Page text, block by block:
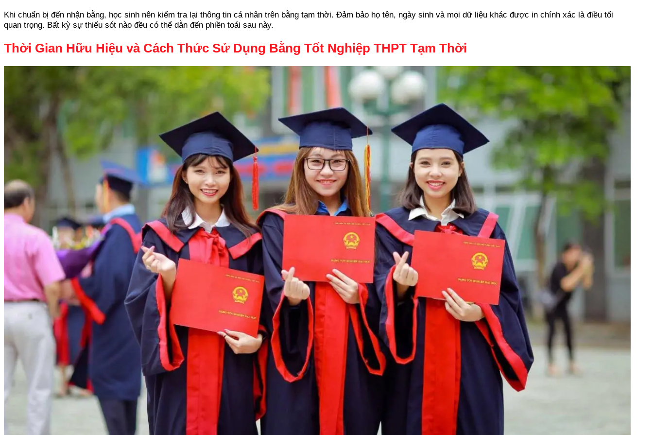
Khi chuẩn bị đến nhận bằng, học sinh nên kiểm tra lại thông tin cá nhân trên bằng tạm thời. Đảm bảo họ tên, ngày sinh và mọi dữ liệu khác được in chính xác là điều tối
quan trọng. Bất kỳ sự thiếu sót nào đều có thể dẫn đến phiền toái sau này.
Thời Gian Hữu Hiệu và Cách Thức Sử Dụng Bằng Tốt Nghiệp THPT Tạm Thời